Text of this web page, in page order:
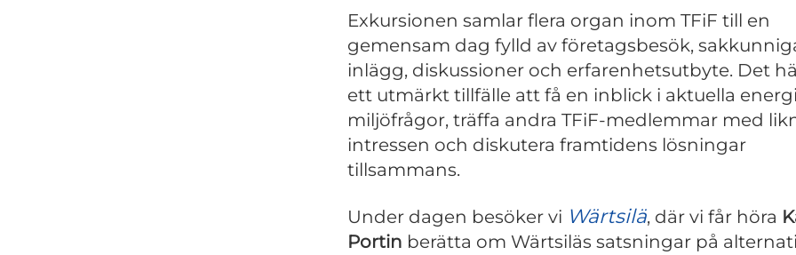
Exkursionen samlar flera organ inom TFiF till en
gemensam dag fylld av företagsbesök,
inlägg, diskussioner och erfarenhetsutbyte. Det
ett utmärkt tillfälle att få en inblick i aktuella
miljöfrågor, träffa andra TFiF-medlemmar med
intressen och diskutera framtidens lösningar
tillsammans.
Under dagen besöker vi Wärtsilä, där vi får höra
Portin berätta om Wärtsiläs satsningar på